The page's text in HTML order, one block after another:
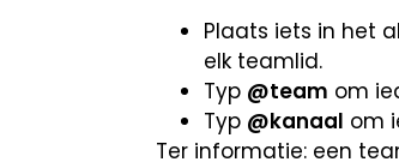
Plaats iets in het
elk teamlid.
Typ @team om
Typ @kanaal om
Ter informatie: een